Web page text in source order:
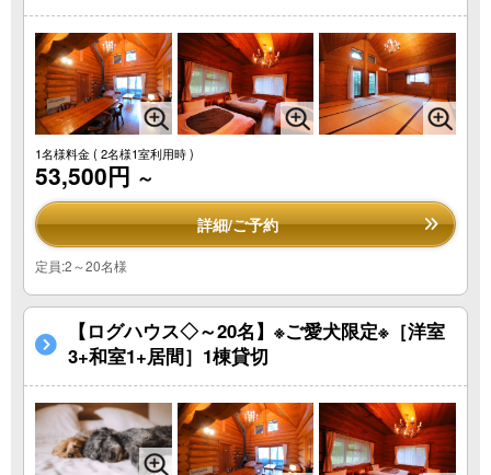
1名様料金( 2名様1室利用時 )
53,500円 ～
詳細/ご予約
定員:2～20名様
【ログハウス◇～20名】※ご愛犬限定※［洋室
3+和室1+居間］1棟貸切